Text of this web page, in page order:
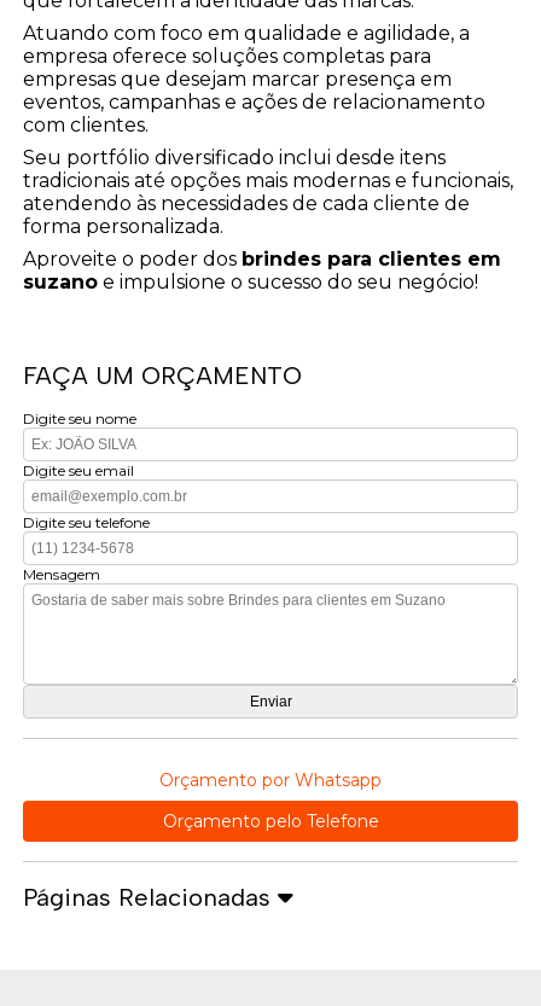
Atuando com foco em qualidade e agilidade, a
empresa oferece soluções completas para
empresas que desejam marcar presença em
eventos, campanhas e ações de relacionamento
com clientes.
Seu portfólio diversificado inclui desde itens
tradicionais até opções mais modernas e funcionais,
atendendo às necessidades de cada cliente de
forma personalizada.
Aproveite o poder dos brindes para clientes em
suzano e impulsione o sucesso do seu negócio!
FAÇA UM ORÇAMENTO
Digite seu nome
Digite seu email
Digite seu telefone
Mensagem
Orçamento por Whatsapp
Orçamento pelo Telefone
Páginas Relacionadas